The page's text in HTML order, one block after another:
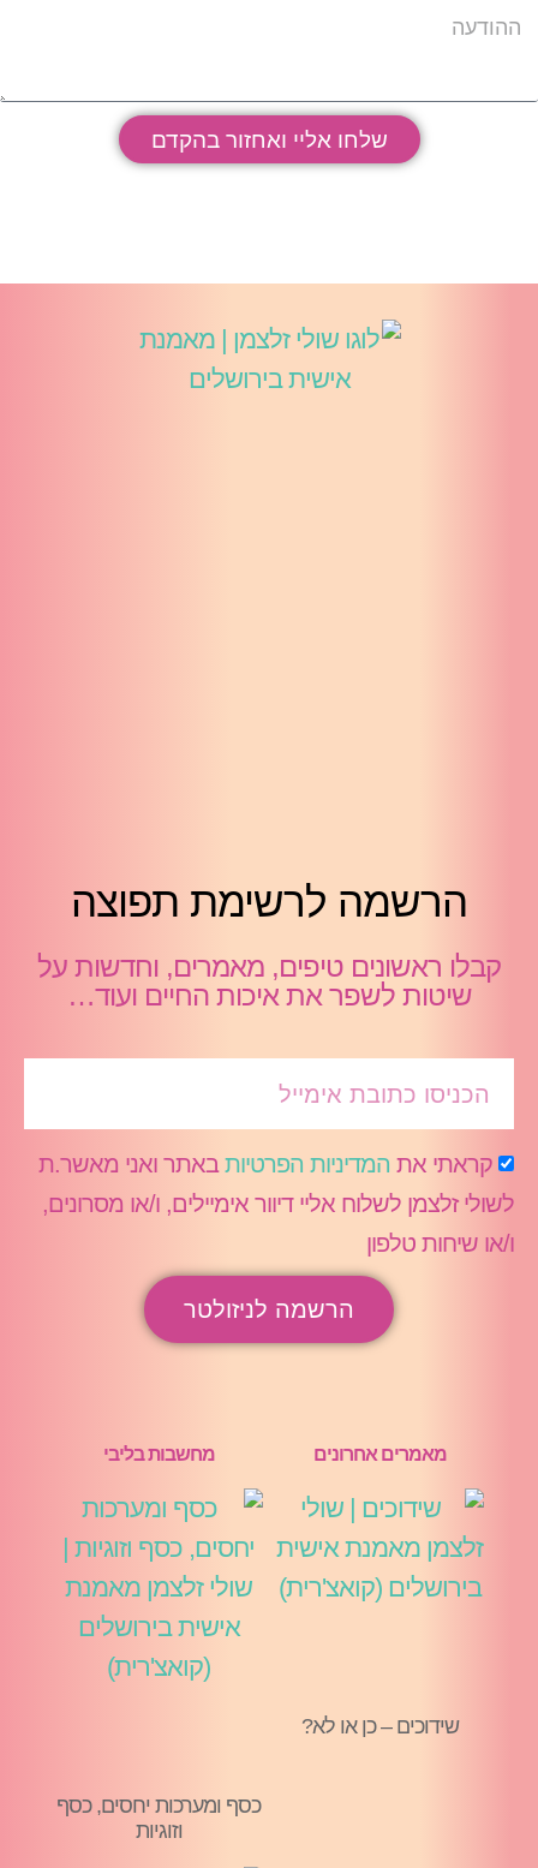
שלחו אליי ואחזור בהקדם
הרשמה לרשימת תפוצה
קבלו ראשונים טיפים, מאמרים, וחדשות על
שיטות לשפר את איכות החיים ועוד…
קראתי אתהמדיניות הפרטיותבאתר ואני מאשר.ת
לשולי זלצמן לשלוח אליי דיוור אימיילים, ו/או מסרונים,
ו/או שיחות טלפון
הרשמה לניזולטר
מאמרים אחרונים
שידוכים – כן או לא?
מחשבות בליבי
כסף ומערכות יחסים, כסף
וזוגיות